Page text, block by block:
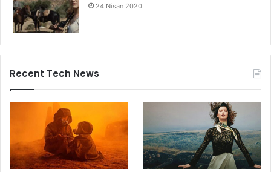
24 Nisan 2020
Recent Tech News